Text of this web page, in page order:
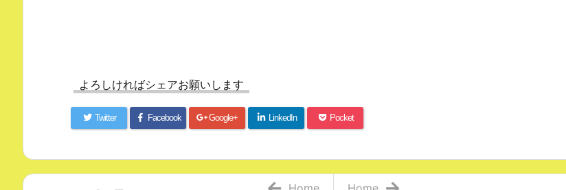
よろしければシェアお願いします
Twitter Facebook Google+ LinkedIn Pocket